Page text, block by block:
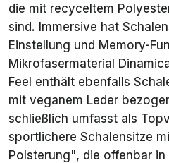
die mit recyceltem
sind. Immersive hat
Einstellung und Memory-
Mikrofasermaterial
Feel enthält ebenfalls
mit veganem Leder
schließlich umfasst als
sportlichere Schalensitze
Polsterung", die offenbar